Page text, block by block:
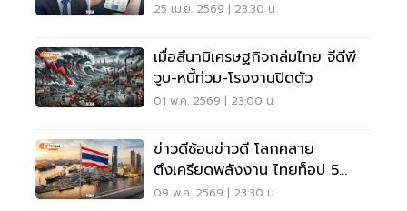
25 เม.ย. 2569 | 23:30 น.
เมื่อสึนามิเศรษฐกิจถล่มไทย จีดีพี
วูบ-หนี้ท่วม-โรงงานปิดตัว
01 พ.ค. 2569 | 23:00 น.
ข่าวดีซ้อนข่าวดี โลกคลาย
ตึงเครียดพลังงาน ไทยท็อป 5
เศรษฐกิจแกร่ง
09 พ.ค. 2569 | 23:30 น.